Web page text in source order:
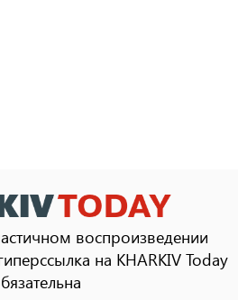
воспроизведении
на KHARKIV Today